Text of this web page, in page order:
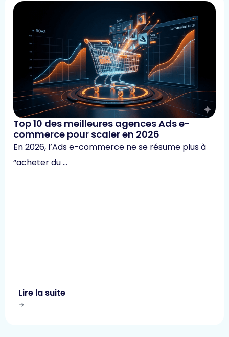
Top 10 des meilleures agences Ads e-
commerce pour scaler en 2026
En 2026, l’Ads e-commerce ne se résume plus à
“acheter du …
Lire la suite